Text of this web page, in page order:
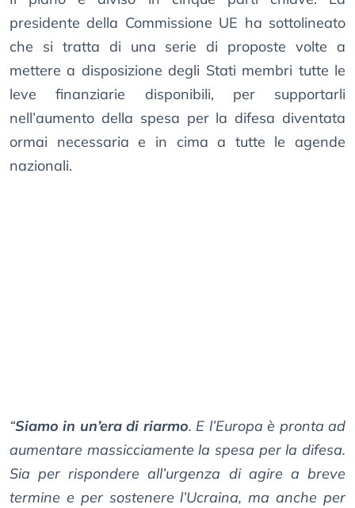
presidente della Commissione UE ha sottolineato
che si tratta di una serie di proposte volte a
mettere a disposizione degli Stati membri tutte le
leve finanziarie disponibili, per supportarli
nell’aumento della spesa per la difesa diventata
ormai necessaria e in cima a tutte le agende
nazionali.
“Siamo in un’era di riarmo. E l’Europa è pronta ad
aumentare massicciamente la spesa per la difesa.
Sia per rispondere all’urgenza di agire a breve
termine e per sostenere l’Ucraina, ma anche per